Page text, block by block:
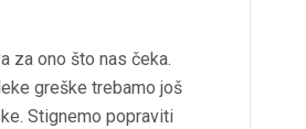
za ono što nas čeka.
greške trebamo još
Stignemo popraviti